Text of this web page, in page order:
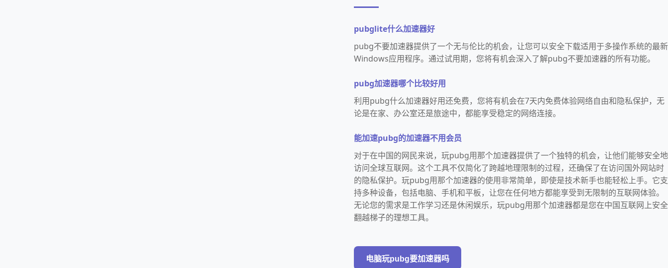
pubglite什么加速器好
pubg不要加速器提供了一个无与伦比的机会，让您可以安全下载适用于多操作系统的最新
Windows应用程序。通过试用期，您将有机会深入了解pubg不要加速器的所有功能。
pubg加速器哪个比较好用
利用pubg什么加速器好用还免费，您将有机会在7天内免费体验网络自由和隐私保护，无
论是在家、办公室还是旅途中，都能享受稳定的网络连接。
能加速pubg的加速器不用会员
对于在中国的网民来说，玩pubg用那个加速器提供了一个独特的机会，让他们能够安全地
访问全球互联网。这个工具不仅简化了跨越地理限制的过程，还确保了在访问国外网站时
的隐私保护。玩pubg用那个加速器的使用非常简单，即使是技术新手也能轻松上手。它支
持多种设备，包括电脑、手机和平板，让您在任何地方都能享受到无限制的互联网体验。
无论您的需求是工作学习还是休闲娱乐，玩pubg用那个加速器都是您在中国互联网上安全
翻越梯子的理想工具。
电脑玩pubg要加速器吗